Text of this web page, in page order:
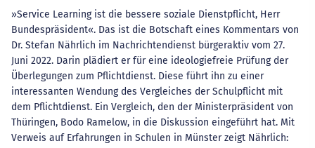
»Service Learning ist die bessere soziale Dienstpflicht, Herr
Bundespräsident«. Das ist die Botschaft eines Kommentars von
Dr. Stefan Nährlich im Nachrichtendienst bürgeraktiv vom 27.
Juni 2022. Darin plädiert er für eine ideologiefreie Prüfung der
Überlegungen zum Pflichtdienst. Diese führt ihn zu einer
interessanten Wendung des Vergleiches der Schulpflicht mit
dem Pflichtdienst. Ein Vergleich, den der Ministerpräsident von
Thüringen, Bodo Ramelow, in die Diskussion eingeführt hat. Mit
Verweis auf Erfahrungen in Schulen in Münster zeigt Nährlich: